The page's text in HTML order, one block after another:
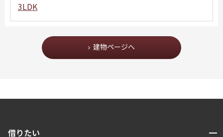
3LDK
建物ページへ
借りたい 開閉